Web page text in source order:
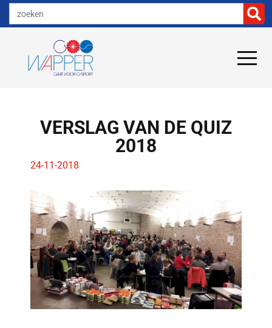
VERSLAG VAN DE QUIZ
2018
24-11-2018